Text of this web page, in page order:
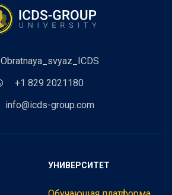
Obratnaya_svyaz_ICDS
+1 829 2021180
info@icds-group.com
УНИВЕРСИТЕТ